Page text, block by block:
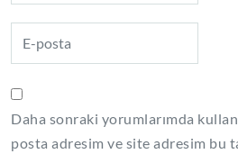
Daha sonraki yorumlarımda
posta adresim ve site adresim bu